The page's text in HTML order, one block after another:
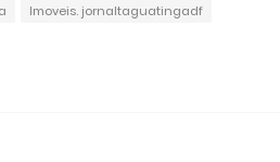
Imoveis. jornaltaguatingadf